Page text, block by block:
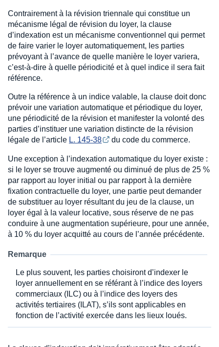
Contrairement à la révision triennale qui constitue un
mécanisme légal de révision du loyer, la clause
d’indexation est un mécanisme conventionnel qui permet
de faire varier le loyer automatiquement, les parties
prévoyant à l’avance de quelle manière le loyer variera,
c’est-à-dire à quelle périodicité et à quel indice il sera fait
référence.
Outre la référence à un indice valable, la clause doit donc
prévoir une variation automatique et périodique du loyer,
une périodicité de la révision et manifester la volonté des
parties d’instituer une variation distincte de la révision
légale de l’article L. 145-38 du code du commerce.
Une exception à l’indexation automatique du loyer existe :
si le loyer se trouve augmenté ou diminué de plus de 25 %
par rapport au loyer initial ou par rapport à la dernière
fixation contractuelle du loyer, une partie peut demander
de substituer au loyer résultant du jeu de la clause, un
loyer égal à la valeur locative, sous réserve de ne pas
conduire à une augmentation supérieure, pour une année,
à 10 % du loyer acquitté au cours de l’année précédente.
Remarque
Le plus souvent, les parties choisiront d’indexer le
loyer annuellement en se référant à l’indice des loyers
commerciaux (ILC) ou à l’indice des loyers des
activités tertiaires (ILAT), s’ils sont applicables en
fonction de l’activité exercée dans les lieux loués.